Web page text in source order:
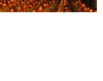
mà đối xử với tất cả mọi